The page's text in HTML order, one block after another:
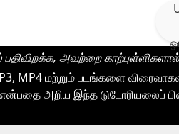
அவற்றை காற்புள்ளிகளால்
MP4 மற்றும் படங்களை
அறிய இந்த டுடோரியலைப்